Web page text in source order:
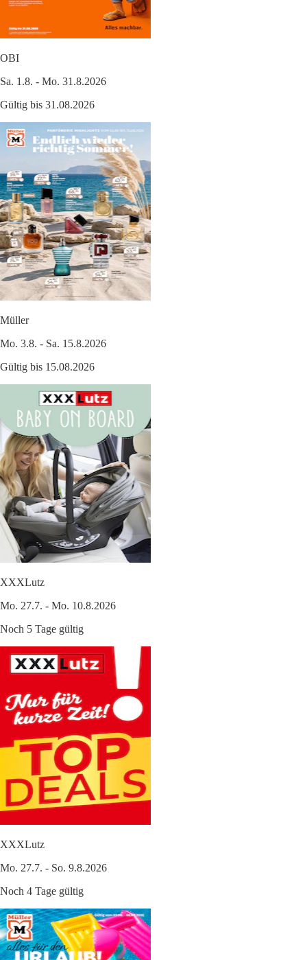
OBI
Sa. 1.8. - Mo. 31.8.2026
Gültig bis 31.08.2026
Müller
Mo. 3.8. - Sa. 15.8.2026
Gültig bis 15.08.2026
XXXLutz
Mo. 27.7. - Mo. 10.8.2026
Noch 5 Tage gültig
XXXLutz
Mo. 27.7. - So. 9.8.2026
Noch 4 Tage gültig